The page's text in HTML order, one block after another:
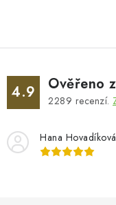
4.9 Ověřeno
2289 recenzí.
Hana Hovadíková